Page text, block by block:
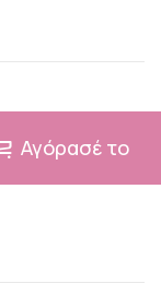
Αγόρασέ το